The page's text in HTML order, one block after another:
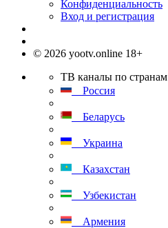
Конфиденциальность
Вход и регистрация
© 2026 yootv.online 18+
ТВ каналы по странам
Россия
Беларусь
Украина
Казахстан
Узбекистан
Армения